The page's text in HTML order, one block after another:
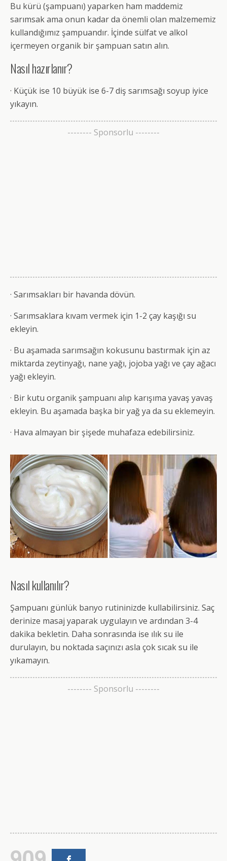
Bu kürü (şampuanı) yaparken ham maddemiz
sarımsak ama onun kadar da önemli olan malzememiz
kullandığımız şampuandır. İçinde sülfat ve alkol
içermeyen organik bir şampuan satın alın.
Nasıl hazırlanır?
· Küçük ise 10 büyük ise 6-7 diş sarımsağı soyup iyice
yıkayın.
-------- Sponsorlu --------
· Sarımsakları bir havanda dövün.
· Sarımsaklara kıvam vermek için 1-2 çay kaşığı su
ekleyin.
· Bu aşamada sarımsağın kokusunu bastırmak için az
miktarda zeytinyağı, nane yağı, jojoba yağı ve çay ağacı
yağı ekleyin.
· Bir kutu organik şampuanı alıp karışıma yavaş yavaş
ekleyin. Bu aşamada başka bir yağ ya da su eklemeyin.
· Hava almayan bir şişede muhafaza edebilirsiniz.
Nasıl kullanılır?
Şampuanı günlük banyo rutininizde kullabilirsiniz. Saç
derinize masaj yaparak uygulayın ve ardından 3-4
dakika bekletin. Daha sonrasında ise ılık su ile
durulayın, bu noktada saçınızı asla çok sıcak su ile
yıkamayın.
-------- Sponsorlu --------